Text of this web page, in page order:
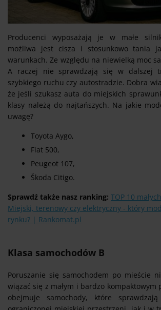
Producenci wyposażają je w małe
możliwa jest cisza i stosunkowo tania
warunkach. Ze względu na niewielką moc
A raczej nie sprawdzają się w dalszej
szybkiego ruchu czy autostradzie. Dobra
że jeśli szukasz auta do miejskich
klasy należą do najtańszych. Na jakie
uwagę?
Toyota Aygo,
Fiat 500,
Peugeot 107,
Škoda Citigo.
Sprawdź także nasz ranking: TOP 10
Miejski, terenowy czy elektryczny - który
rynku? | Rankomat.pl
Klasa samochodów B
Poruszanie się samochodem po mieście
wiązać się z małym i bardzo kompaktowym
obejmuje samochody, które